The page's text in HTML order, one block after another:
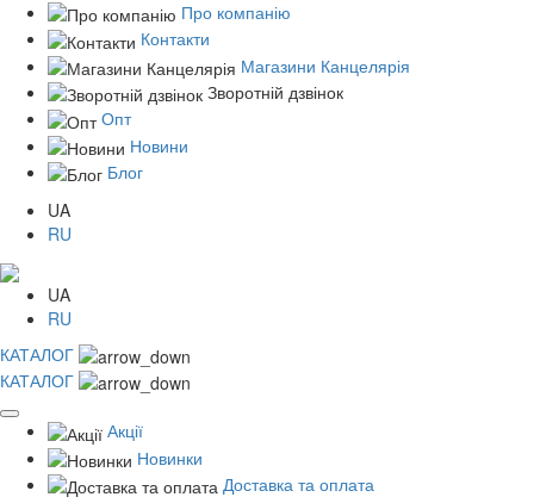
Про компанію
Контакти
Магазини Канцелярія
Зворотній дзвінок
Опт
Новини
Блог
UA
RU
UA
RU
КАТАЛОГ
КАТАЛОГ
Акції
Новинки
Доставка та оплата